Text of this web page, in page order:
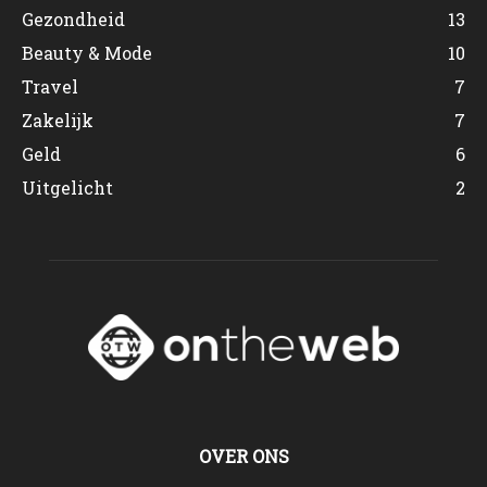
Gezondheid
13
Beauty & Mode
10
Travel
7
Zakelijk
7
Geld
6
Uitgelicht
2
OVER ONS